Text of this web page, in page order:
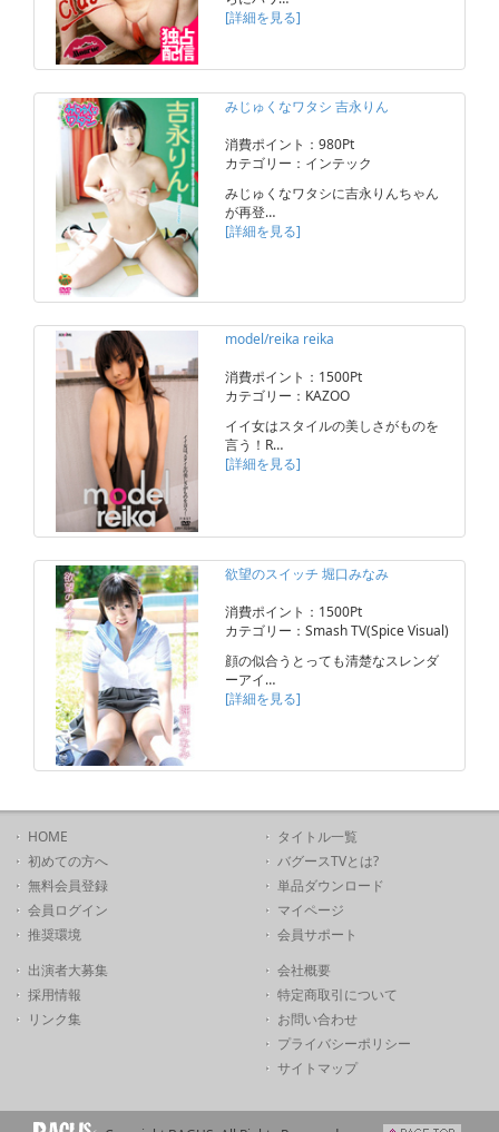
[詳細を見る]
みじゅくなワタシ 吉永りん
消費ポイント：980Pt
カテゴリー：インテック
みじゅくなワタシに吉永りんちゃん
が再登…
[詳細を見る]
model/reika reika
消費ポイント：1500Pt
カテゴリー：KAZOO
イイ女はスタイルの美しさがものを
言う！R…
[詳細を見る]
欲望のスイッチ 堀口みなみ
消費ポイント：1500Pt
カテゴリー：Smash TV(Spice Visual)
顔の似合うとっても清楚なスレンダ
ーアイ…
[詳細を見る]
HOME
初めての方へ
無料会員登録
会員ログイン
推奨環境
タイトル一覧
バグースTVとは?
単品ダウンロード
マイページ
会員サポート
出演者大募集
採用情報
リンク集
会社概要
特定商取引について
お問い合わせ
プライバシーポリシー
サイトマップ